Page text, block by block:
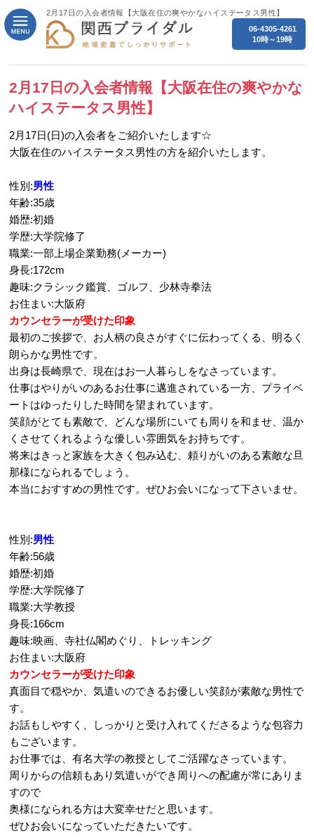
2月17日の入会者情報【大阪在住の爽やかなハイステータス男性】
06-4305-4261
10時～19時
2月17日の入会者情報【大阪在住の爽やかな
ハイステータス男性】
2月17日(日)の入会者をご紹介いたします☆
大阪在住のハイステータス男性の方を紹介いたします。
性別:男性
年齢:35歳
婚歴:初婚
学歴:大学院修了
職業:一部上場企業勤務(メーカー)
身長:172cm
趣味:クラシック鑑賞、ゴルフ、少林寺拳法
お住まい:大阪府
カウンセラーが受けた印象
最初のご挨拶で、お人柄の良さがすぐに伝わってくる、明るく
朗らかな男性です。
出身は長崎県で、現在はお一人暮らしをなさっています。
仕事はやりがいのあるお仕事に邁進されている一方、プライベ
ートはゆったりした時間を望まれています。
笑顔がとても素敵で、どんな場所にいても周りを和ませ、温か
くさせてくれるような優しい雰囲気をお持ちです。
将来はきっと家族を大きく包み込む、頼りがいのある素敵な旦
那様になられるでしょう。
本当におすすめの男性です。ぜひお会いになって下さいませ。
性別:男性
年齢:56歳
婚歴:初婚
学歴:大学院修了
職業:大学教授
身長:166cm
趣味:映画、寺社仏閣めぐり、トレッキング
お住まい:大阪府
カウンセラーが受けた印象
真面目で穏やか、気遣いのできるお優しい笑顔が素敵な男性で
す。
お話もしやすく、しっかりと受け入れてくださるような包容力
もございます。
お仕事では、有名大学の教授としてご活躍なさっています。
周りからの信頼もあり気遣いができ周りへの配慮が常にありま
すので
奥様になられる方は大変幸せだと思います。
ぜひお会いになっていただきたいです。